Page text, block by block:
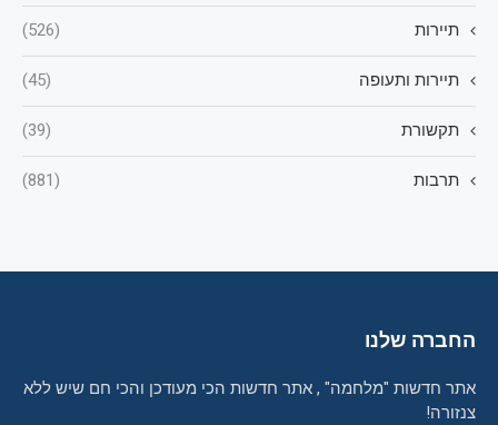
תיירות (526)
תיירות ותעופה (45)
תקשורת (39)
תרבות (881)
החברה שלנו
אתר חדשות "מלחמה" , אתר חדשות הכי מעודכן והכי חם שיש ללא
צנזורה!